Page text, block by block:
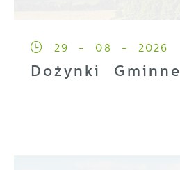
29 - 08 - 2026
Dożynki Gminne